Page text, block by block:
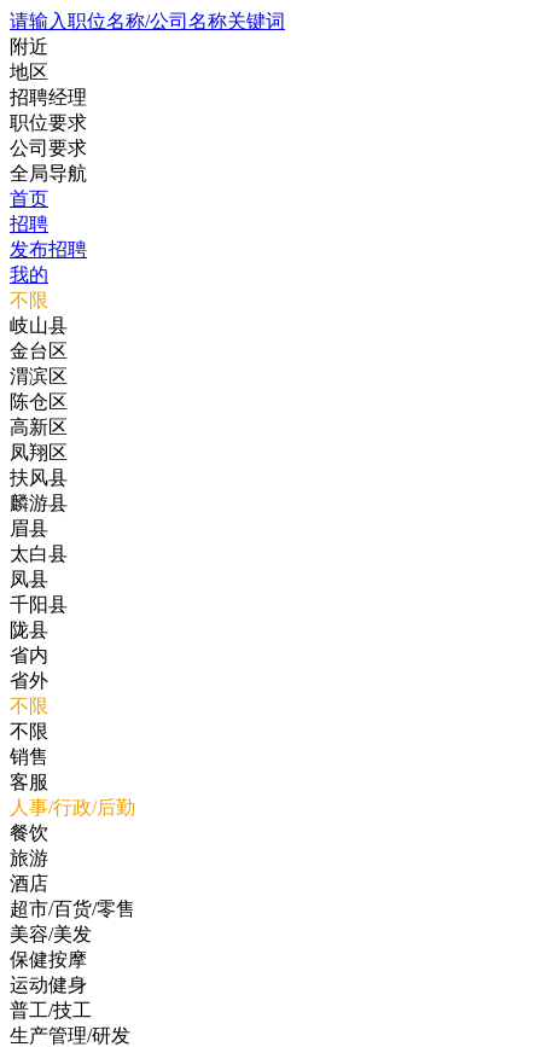
请输入职位名称/公司名称关键词
附近
地区
招聘经理
职位要求
公司要求
全局导航
首页
招聘
发布招聘
我的
不限
岐山县
金台区
渭滨区
陈仓区
高新区
凤翔区
扶风县
麟游县
眉县
太白县
凤县
千阳县
陇县
省内
省外
不限
不限
销售
客服
人事/行政/后勤
餐饮
旅游
酒店
超市/百货/零售
美容/美发
保健按摩
运动健身
普工/技工
生产管理/研发